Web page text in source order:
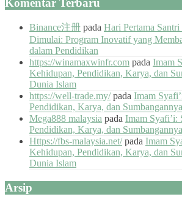
Komentar Terbaru
Binance注册 pada Hari Pertama
Dimulai: Program Inovatif yang
dalam Pendidikan
https://winamaxwinfr.com pada Imam
Kehidupan, Pendidikan, Karya, dan
Dunia Islam
https://well-trade.my/pada Imam
Pendidikan, Karya, dan
Mega888 malaysia pada Imam Syafi’i:
Pendidikan, Karya, dan
Https://fbs-malaysia.net/pada Imam
Kehidupan, Pendidikan, Karya, dan
Dunia Islam
Arsip